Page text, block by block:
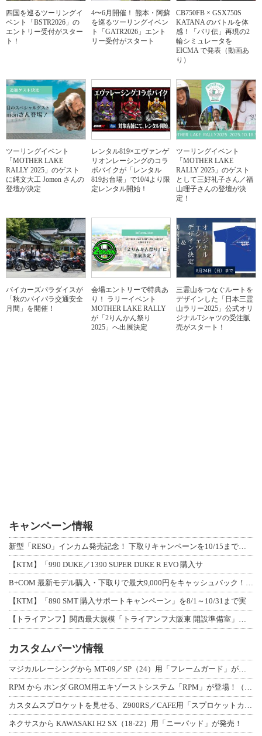
四国を巡るツーリングイ
ベント「BSTR2026」の
エントリー受付がスター
ト！
4〜6月開催！ 熊本・阿蘇
を巡るツーリングイベン
ト「GATR2026」エント
リー受付がスタート
CB750FB × GSX750S
KATANA のバトルを体
感！「バリ伝」再現の2
輪シミュレータを
EICMA で発表（動画あ
り）
ツーリングイベント
「MOTHER LAKE
RALLY 2025」のゲスト
に縄文大工 Jomon さんの
登壇が決定
レンタル819×エヴァンゲ
リオンレーシングのコラ
ボバイクが「レンタル
819お台場」で10/4より限
定レンタル開始！
ツーリングイベント
「MOTHER LAKE
RALLY 2025」のゲスト
として三好礼子さん／福
山理子さんの登壇が決
定！
バイカーズパラダイスが
「秋のバイパラ交通安全
月間」を開催！
会場エントリーで特典あ
り！ ラリーイベント
MOTHER LAKE RALLY
が「2りんかん祭り
2025」へ出展決定
三霊山をつなぐルートを
デザインした「日本三霊
山ラリー2025」公式オリ
ジナルTシャツの受注販
売がスタート！
キャンペーン情報
新型「RESO」インカム発売記念！ 下取りキャンペーンを10/15まで延長して開
【KTM】「990 DUKE／1390 SUPER DUKE R EVO 購入サ
B+COM 最新モデル購入・下取りで最大9,000円をキャッシュバック！「B+F
【KTM】「890 SMT 購入サポートキャンペーン」を8/1～10/31まで実
【トライアンフ】関西最大規模「トライアンフ大阪東 開設準備室」がオープン！ 限定
カスタムパーツ情報
マジカルレーシングから MT-09／SP（24）用「フレームガード」が登場！
RPM から ホンダ GROM用エキゾーストシステム「RPM」が登場！（動画あり
カスタムスプロケットを見せる、Z900RS／CAFE用「スプロケットカバーフルキ
ネクサスから KAWASAKI H2 SX（18-22）用「ニーパッド」が発売！